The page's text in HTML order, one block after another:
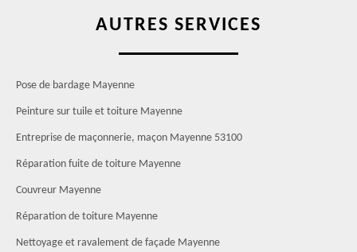
AUTRES SERVICES
Pose de bardage Mayenne
Peinture sur tuile et toiture Mayenne
Entreprise de maçonnerie, maçon Mayenne 53100
Réparation fuite de toiture Mayenne
Couvreur Mayenne
Réparation de toiture Mayenne
Nettoyage et ravalement de façade Mayenne